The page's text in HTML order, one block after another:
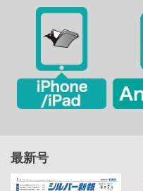
最新号